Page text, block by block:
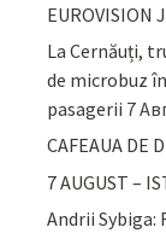
EUROVISION
La Cernăuți,
de microbuz
pasagerii 7
CAFEAUA DE
7 AUGUST –
Andrii Sybiga: